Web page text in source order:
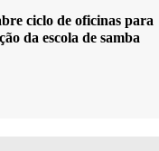
ciclo de oficinas para
da escola de samba